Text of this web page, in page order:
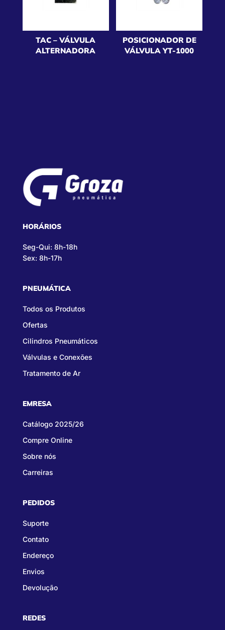
TAC – VÁLVULA
ALTERNADORA
POSICIONADOR DE
VÁLVULA YT-1000
HORÁRIOS
Seg-Qui: 8h-18h
Sex: 8h-17h
PNEUMÁTICA
Todos os Produtos
Ofertas
Cilindros Pneumáticos
Válvulas e Conexões
Tratamento de Ar
EMRESA
Catálogo 2025/26
Compre Online
Sobre nós
Carreiras
PEDIDOS
Suporte
Contato
Endereço
Envios
Devolução
REDES